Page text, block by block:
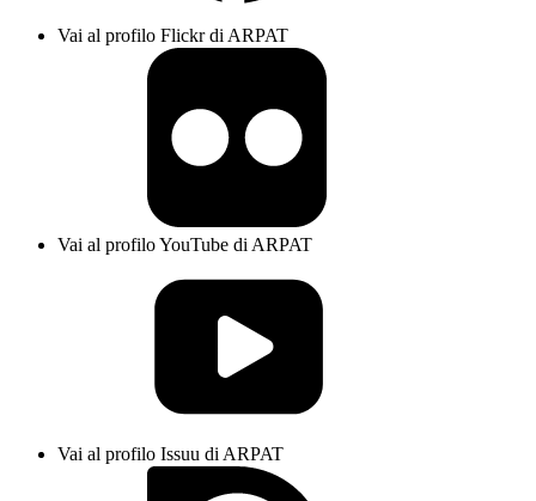
Vai al profilo Flickr di ARPAT
Vai al profilo YouTube di ARPAT
Vai al profilo Issuu di ARPAT